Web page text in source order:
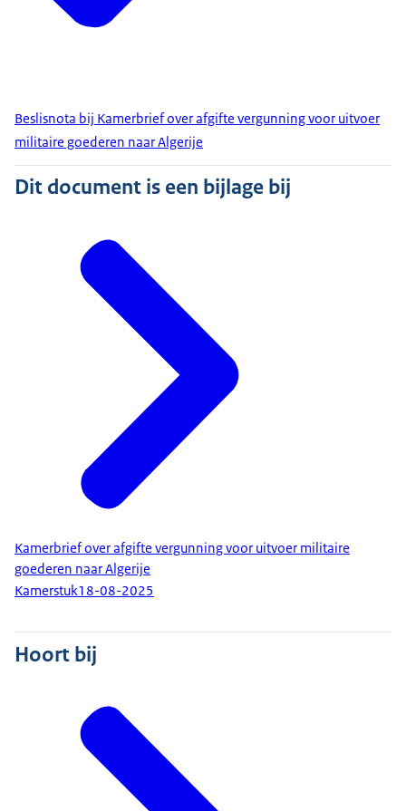
Beslisnota bij Kamerbrief over afgifte vergunning voor uitvoer
militaire goederen naar Algerije
Dit document is een bijlage bij
Kamerbrief over afgifte vergunning voor uitvoer militaire
goederen naar Algerije
Kamerstuk18-08-2025
Hoort bij